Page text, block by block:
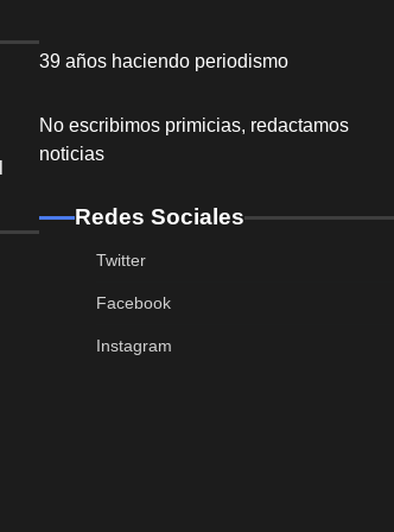
39 años haciendo periodismo
No escribimos primicias, redactamos
noticias
Redes Sociales
Twitter
Facebook
Instagram